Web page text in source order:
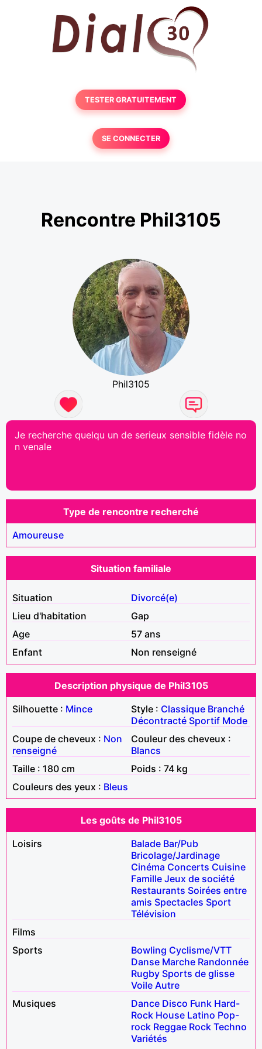
TESTER GRATUITEMENT
SE CONNECTER
Rencontre Phil3105
Phil3105
Je recherche quelqu un de serieux sensible fidèle no
n venale
Type de rencontre recherché
Amoureuse
Situation familiale
Situation
Divorcé(e)
Lieu d'habitation
Gap
Age
57 ans
Enfant
Non renseigné
Description physique de Phil3105
Silhouette : Mince Style : Classique Branché
Décontracté Sportif Mode
Coupe de cheveux : Non
renseigné
Couleur des cheveux :
Blancs
Taille : 180 cm
Poids : 74 kg
Couleurs des yeux : Bleus
Les goûts de Phil3105
Loisirs
Balade Bar/Pub
Bricolage/Jardinage
Cinéma Concerts Cuisine
Famille Jeux de société
Restaurants Soirées entre
amis Spectacles Sport
Télévision
Films
Sports
Bowling Cyclisme/VTT
Danse Marche Randonnée
Rugby Sports de glisse
Voile Autre
Musiques
Dance Disco Funk Hard-
Rock House Latino Pop-
rock Reggae Rock Techno
Variétés